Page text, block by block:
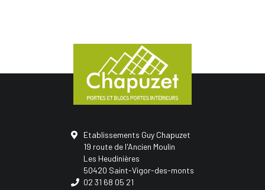
Etablissements Guy Chapuzet
19 route de l'Ancien Moulin
Les Heudinières
50420 Saint-Vigor-des-monts
02 31 68 05 21